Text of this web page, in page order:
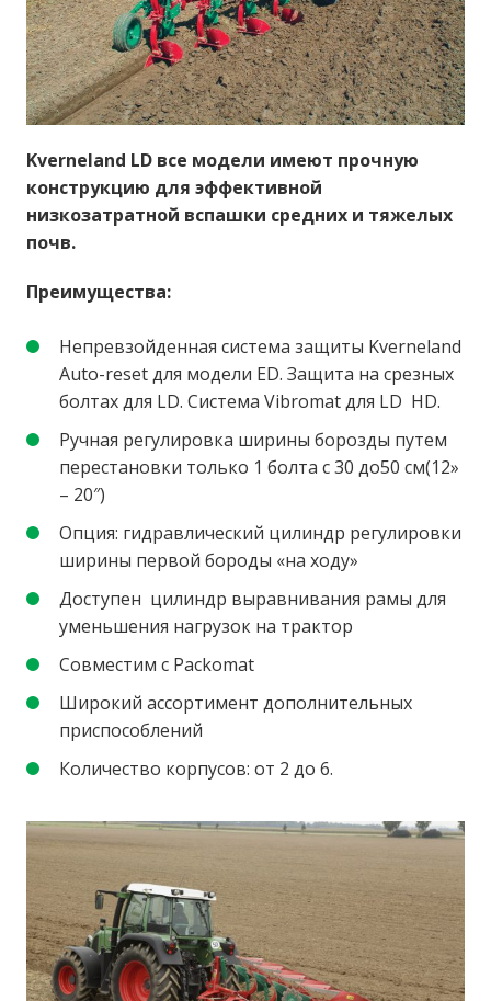
Kverneland LD все модели имеют прочную
конструкцию для эффективной
низкозатратной вспашки средних и тяжелых
почв.
Преимущества:
Непревзойденная система защиты Kverneland
Auto-reset для модели ED. Защита на срезных
болтах для LD. Система Vibromat для LD HD.
Ручная регулировка ширины борозды путем
перестановки только 1 болта с 30 до50 см(12»
– 20″)
Опция: гидравлический цилиндр регулировки
ширины первой бороды «на ходу»
Доступен цилиндр выравнивания рамы для
уменьшения нагрузок на трактор
Совместим с Packomat
Широкий ассортимент дополнительных
приспособлений
Количество корпусов: от 2 до 6.